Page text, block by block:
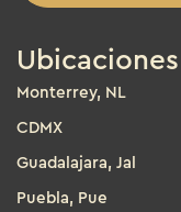
Ubicaciones
Monterrey, NL
CDMX
Guadalajara, Jal
Puebla, Pue